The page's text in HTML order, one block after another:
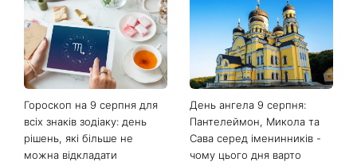
Гороскоп на 9 серпня для
всіх знаків зодіаку: день
рішень, які більше не
можна відкладати
День ангела 9 серпня:
Пантелеймон, Микола та
Сава серед іменинників -
чому цього дня варто